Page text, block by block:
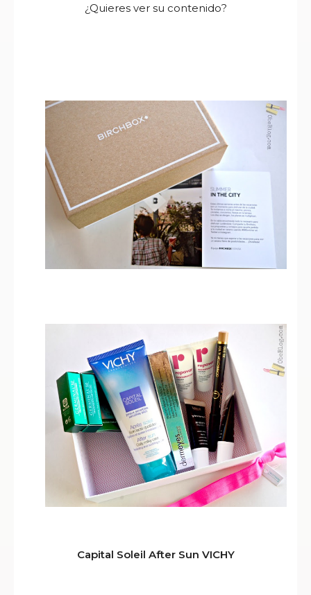
¿Quieres ver su contenido?
Capital Soleil After Sun VICHY